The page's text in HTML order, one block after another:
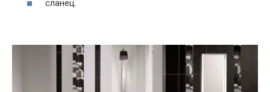
сланец.